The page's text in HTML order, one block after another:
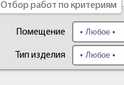
Отбор работ по критериям
Помещение
Тип изделия